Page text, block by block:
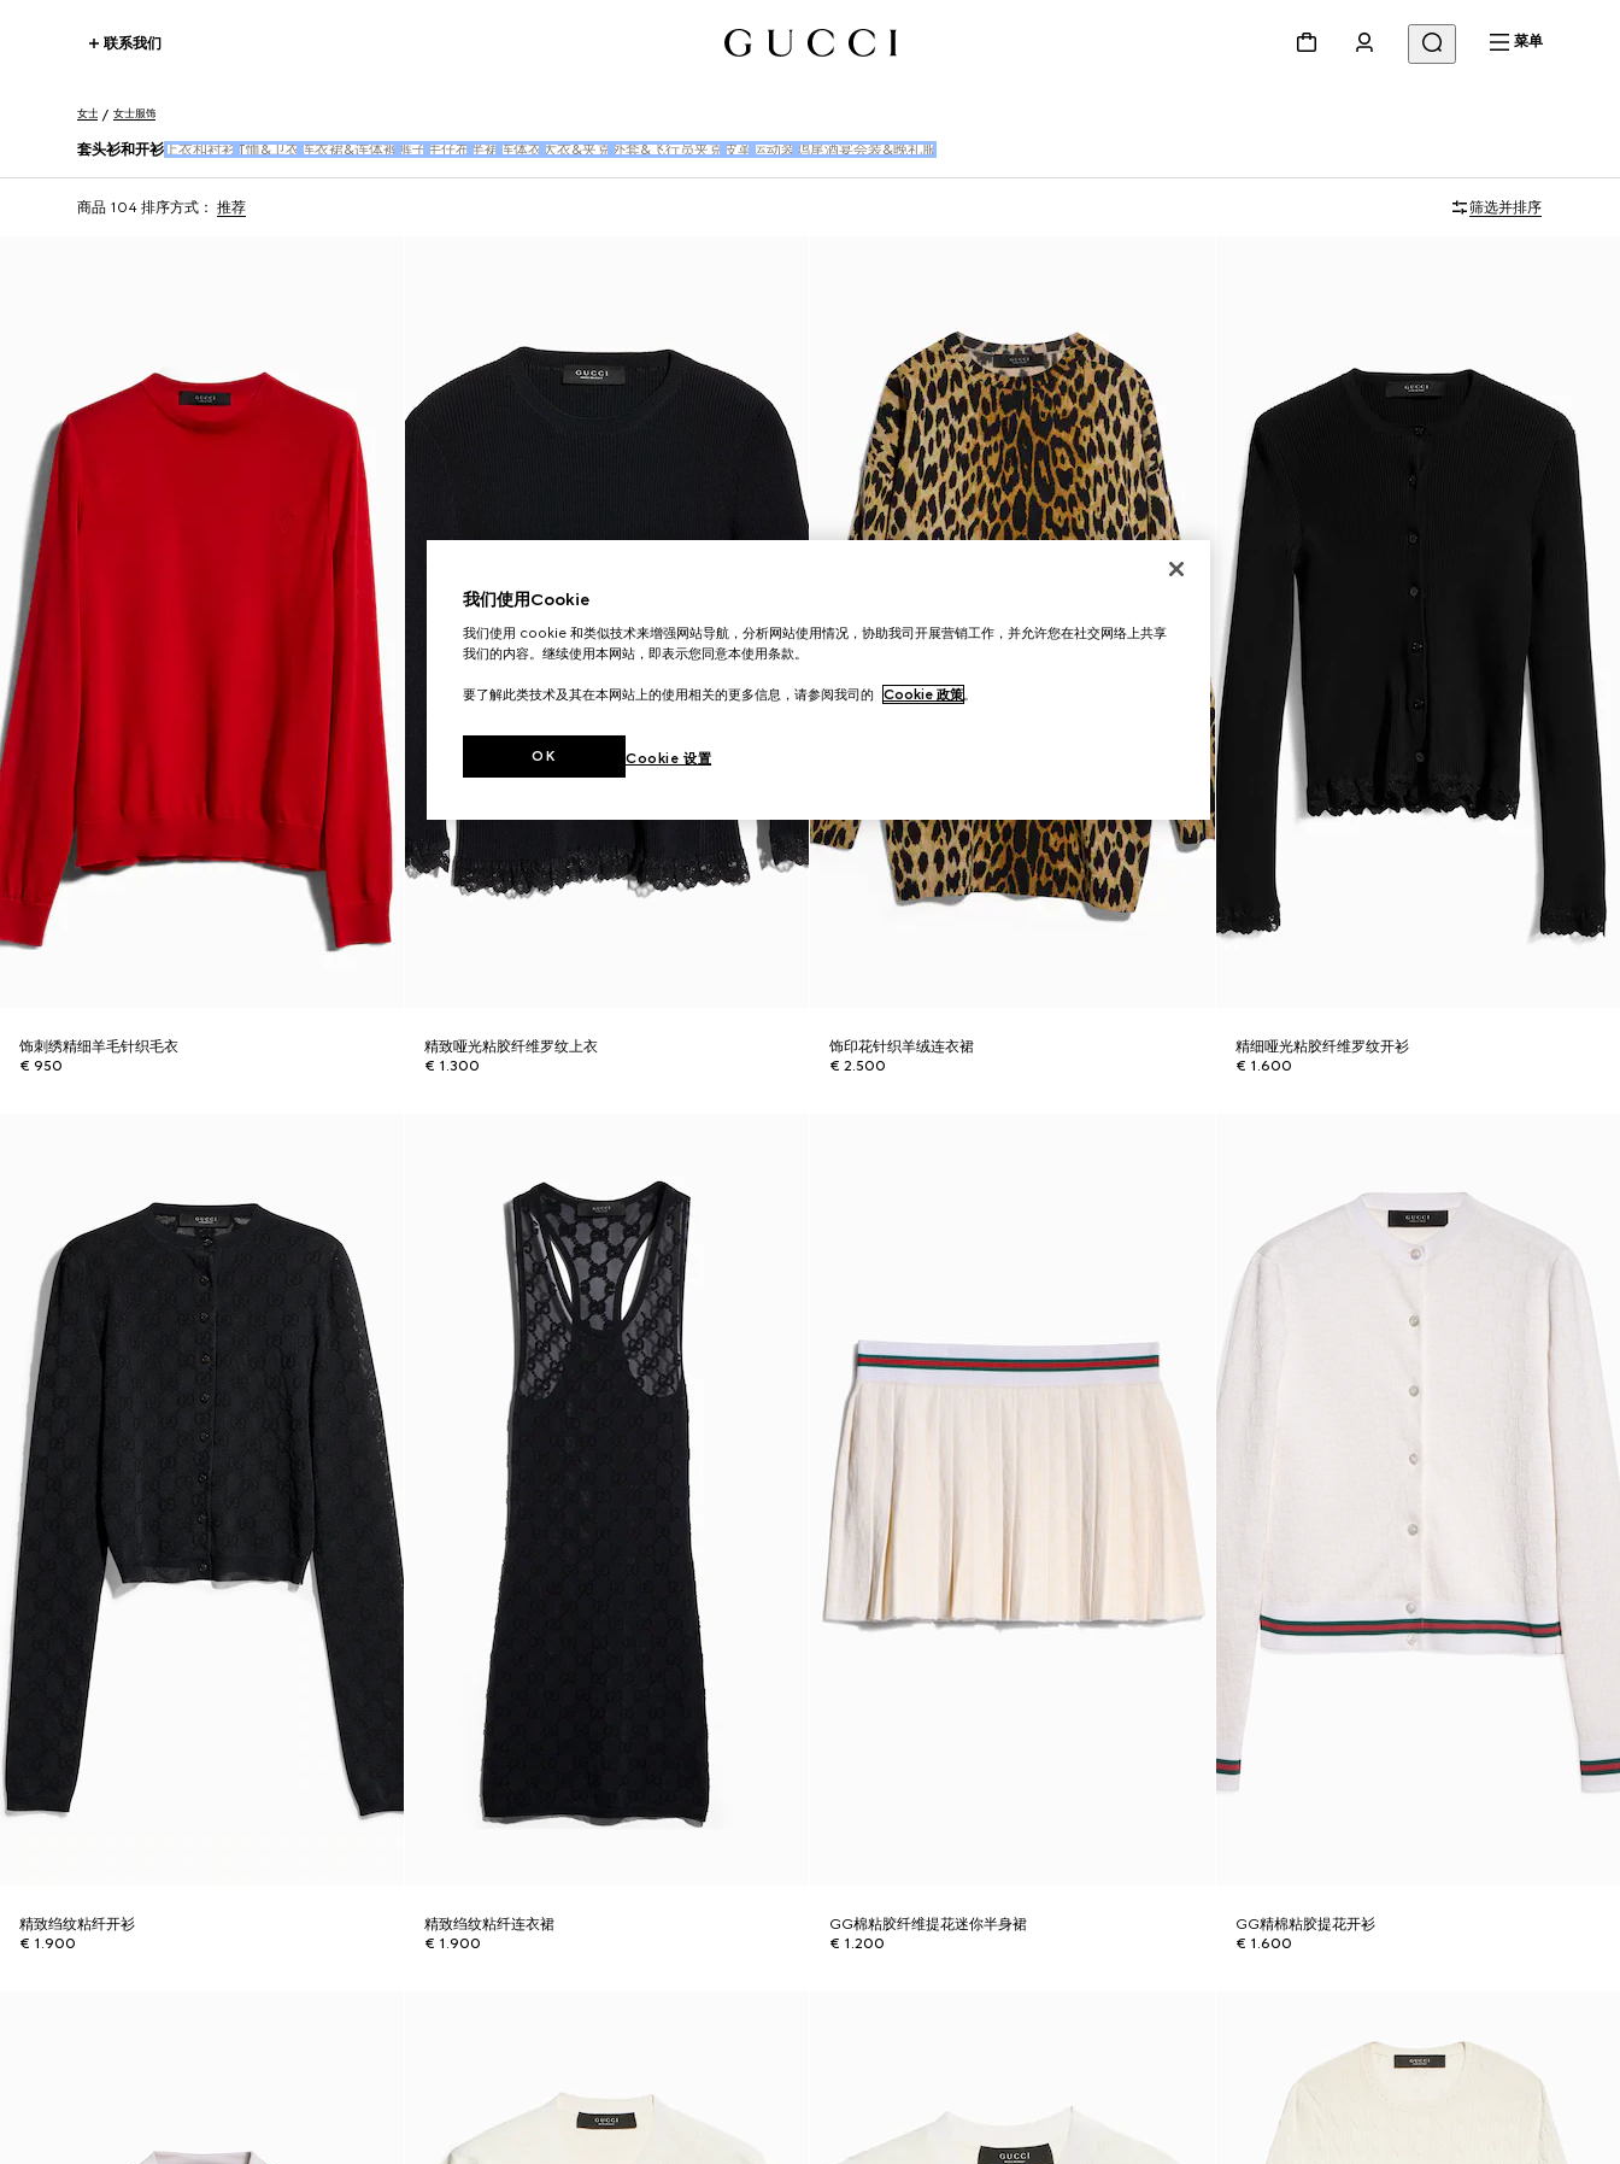
联系我们 菜单
女士 女士服饰
套头衫和开衫 上衣和衬衫 T恤&卫衣 连衣裙&连体裤 裤子 牛仔布 半裙 连体衣 大衣&夹克 外套&飞行员夹克 皮革 运动装 鸡尾酒宴会装&晚礼服
商品 104 排序方式： 推荐 筛选并排序
饰刺绣精细羊毛针织毛衣
€ 950
精致哑光粘胶纤维罗纹上衣
€ 1.300
饰印花针织羊绒连衣裙
€ 2.500
精细哑光粘胶纤维罗纹开衫
€ 1.600
精致绉纹粘纤开衫
€ 1.900
精致绉纹粘纤连衣裙
€ 1.900
GG棉粘胶纤维提花迷你半身裙
€ 1.200
GG精棉粘胶提花开衫
€ 1.600
我们使用Cookie
我们使用 cookie 和类似技术来增强网站导航，分析网站使用情况，协助我司开展营销工作，并允许您在社交网络上共享
我们的内容。继续使用本网站，即表示您同意本使用条款。
要了解此类技术及其在本网站上的使用相关的更多信息，请参阅我司的 Cookie 政策。
Cookie 设置
OK